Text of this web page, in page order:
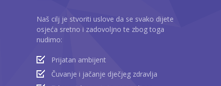
Naš cilj je stvoriti uslove da se svako dijete
osjeća sretno i zadovoljno te zbog toga
nudimo:
Prijatan ambijent
Čuvanje i jačanje dječjeg zdravlja